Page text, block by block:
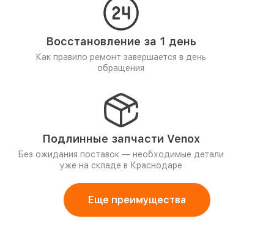
Восстановление за 1 день
Как правило ремонт завершается в день
обращения
Подлинные запчасти Venox
Без ожидания поставок — необходимые детали
уже на складе в Краснодаре
Еще преимущества